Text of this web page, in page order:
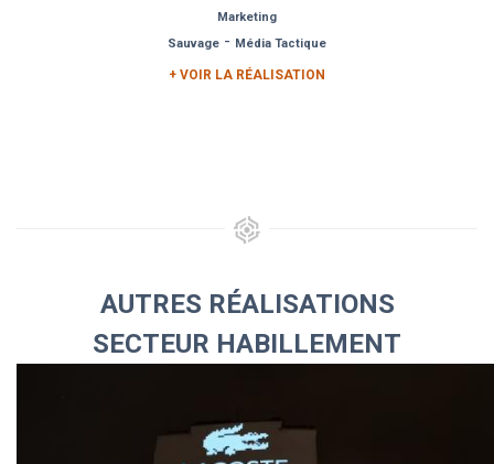
Marketing
Sauvage- Média Tactique
+ VOIR LA RÉALISATION
AUTRES RÉALISATIONS
SECTEUR HABILLEMENT